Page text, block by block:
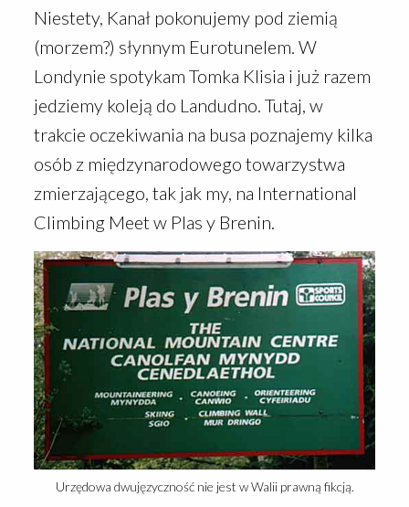
Niestety, Kanał pokonujemy pod ziemią
(morzem?) słynnym Eurotunelem. W
Londynie spotykam Tomka Klisia i już razem
jedziemy koleją do Landudno. Tutaj, w
trakcie oczekiwania na busa poznajemy kilka
osób z międzynarodowego towarzystwa
zmierzającego, tak jak my, na International
Climbing Meet w Plas y Brenin.
Urzędowa dwujęzyczność nie jest w Walii prawną fikcją.